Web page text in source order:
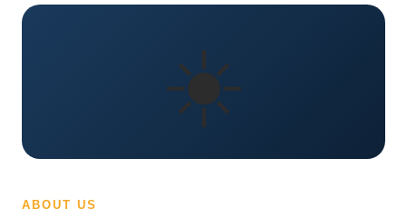
☀️
ABOUT US